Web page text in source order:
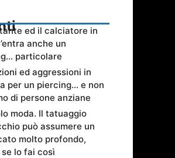
ed il calciatore in
anche un
particolare
ed aggressioni in
per un piercing… e non
di persone anziane
moda. Il tatuaggio
può assumere un
molto profondo,
lo fai così